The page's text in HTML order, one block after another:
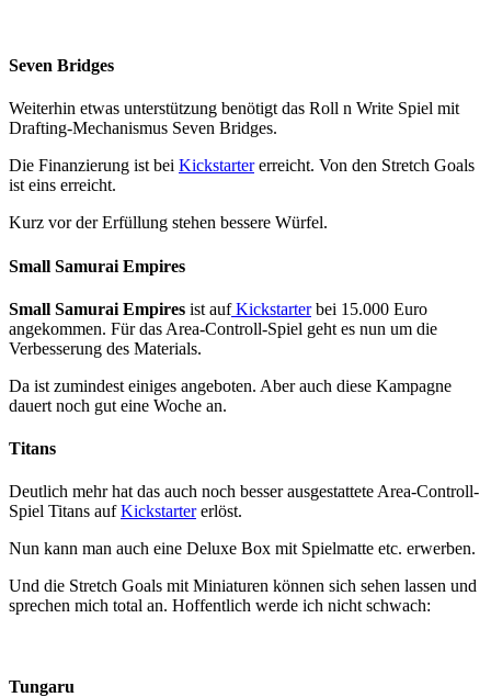
Seven Bridges
Weiterhin etwas unterstützung benötigt das Roll n Write Spiel mit
Drafting-Mechanismus Seven Bridges.
Die Finanzierung ist bei Kickstartererreicht. Von den Stretch Goals
ist eins erreicht.
Kurz vor der Erfüllung stehen bessere Würfel.
Small Samurai Empires
Small Samurai Empires ist aufKickstarterbei 15.000 Euro
angekommen. Für das Area-Controll-Spiel geht es nun um die
Verbesserung des Materials.
Da ist zumindest einiges angeboten. Aber auch diese Kampagne
dauert noch gut eine Woche an.
Titans
Deutlich mehr hat das auch noch besser ausgestattete Area-Controll-
Spiel Titans aufKickstartererlöst.
Nun kann man auch eine Deluxe Box mit Spielmatte etc. erwerben.
Und die Stretch Goals mit Miniaturen können sich sehen lassen und
sprechen mich total an. Hoffentlich werde ich nicht schwach:
Tungaru